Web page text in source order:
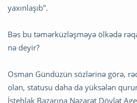
yaxınlaşıb".
Bəs bu təmərküzləşməyə ölkədə
nə deyir?
Osman Gündüzün sözlərinə görə,
olan, statusu daha da yüksələn
İstehlak Bazarına Nəzarət Dövlət